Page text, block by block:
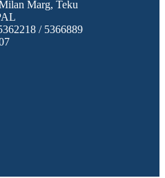
Marg, Teku
/ 5366889